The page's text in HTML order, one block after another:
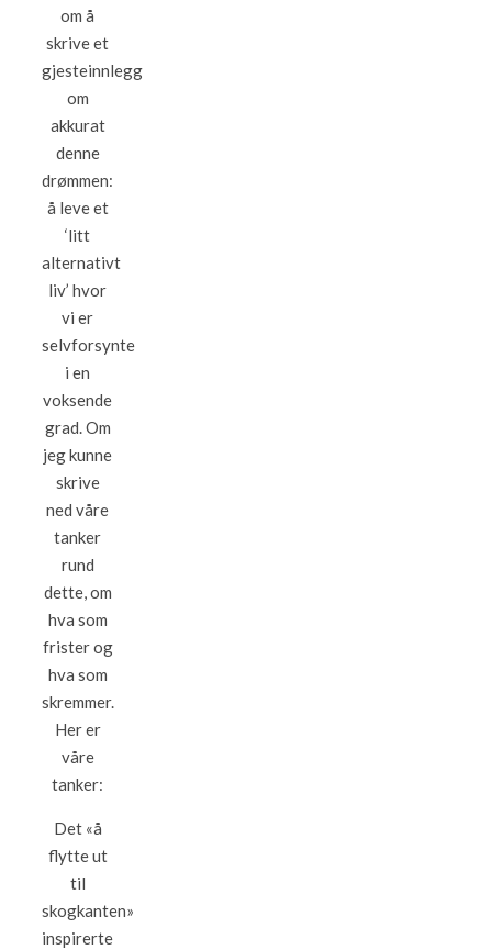
om å
skrive et
gjesteinnlegg
om
akkurat
denne
drømmen:
å leve et
‘litt
alternativt
liv’ hvor
vi er
selvforsynte
i en
voksende
grad. Om
jeg kunne
skrive
ned våre
tanker
rund
dette, om
hva som
frister og
hva som
skremmer.
Her er
våre
tanker:
Det «å
flytte ut
til
skogkanten»
inspirerte